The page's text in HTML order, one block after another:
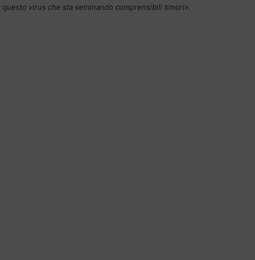
virus che sta seminando comprensibili timori».